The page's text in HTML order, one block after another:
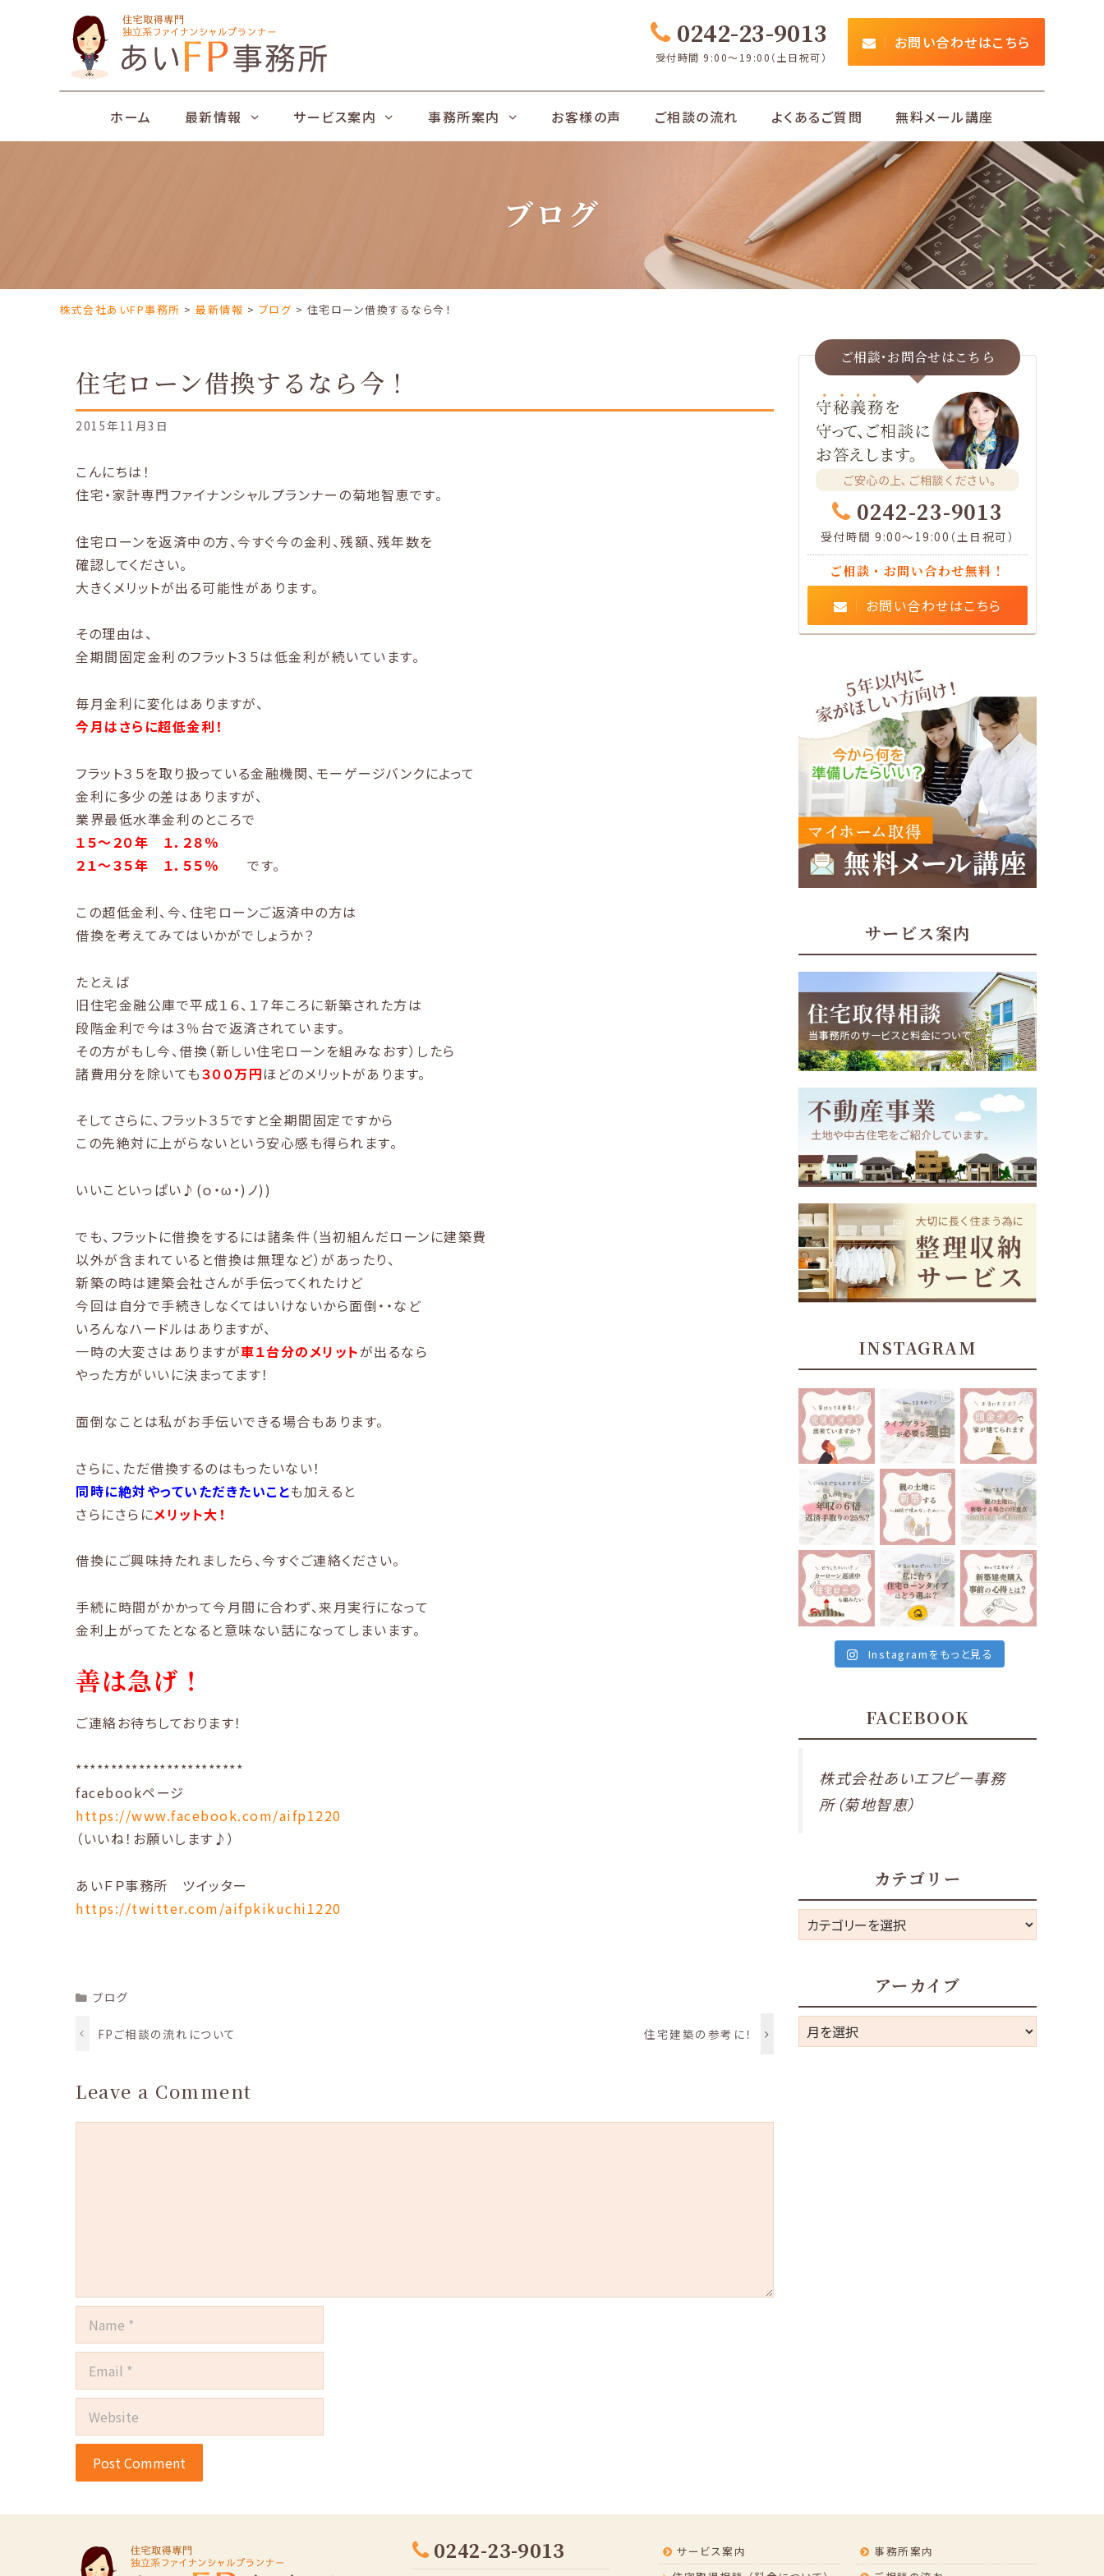
0242-23-9013
受付時間 9:00～19:00（土日祝可）
お問い合わせはこちら
ホーム 最新情報 サービス案内 事務所案内 お客様の声 ご相談の流れ よくあるご質問 無料メール講座
ブログ
株式会社あいFP事務所 > 最新情報 > ブログ > 住宅ローン借換するなら今！
住宅ローン借換するなら今！
2015年11月3日
こんにちは！
住宅・家計専門ファイナンシャルプランナーの菊地智恵です。
住宅ローンを返済中の方、今すぐ今の金利、残額、残年数を
確認してください。
大きくメリットが出る可能性があります。
その理由は、
全期間固定金利のフラット３５は低金利が続いています。
毎月金利に変化はありますが、
今月はさらに超低金利！
フラット３５を取り扱っている金融機関、モーゲージバンクによって
金利に多少の差はありますが、
業界最低水準金利のところで
１５～２０年 １．２８％
２１～３５年 １．５５％ です。
この超低金利、今、住宅ローンご返済中の方は
借換を考えてみてはいかがでしょうか？
たとえば
旧住宅金融公庫で平成１６、１７年ころに新築された方は
段階金利で今は３％台で返済されています。
その方がもし今、借換（新しい住宅ローンを組みなおす）したら
諸費用分を除いても３００万円ほどのメリットがあります。
そしてさらに、フラット３５ですと全期間固定ですから
この先絶対に上がらないという安心感も得られます。
いいこといっぱい♪(ｏ・ω・)ノ))
でも、フラットに借換をするには諸条件（当初組んだローンに建築費
以外が含まれていると借換は無理など）があったり、
新築の時は建築会社さんが手伝ってくれたけど
今回は自分で手続きしなくてはいけないから面倒・・など
いろんなハードルはありますが、
一時の大変さはありますが車１台分のメリットが出るなら
やった方がいいに決まってます！
面倒なことは私がお手伝いできる場合もあります。
さらに、ただ借換するのはもったいない！
同時に絶対やっていただきたいことも加えると
さらにさらにメリット大！
借換にご興味持たれましたら、今すぐご連絡ください。
手続に時間がかかって今月間に合わず、来月実行になって
金利上がってたとなると意味ない話になってしまいます。
善は急げ！
ご連絡お待ちしております！
************************
facebookページ
https://www.facebook.com/aifp1220
（いいね！お願いします♪）
あいＦＰ事務所 ツイッター
https://twitter.com/aifpkikuchi1220
Categories
ブログ
FPご相談の流れについて 住宅建築の参考に！
Leave a Comment
Name
Email
Website
ご相談･お問合せはこちら
0242-23-9013
受付時間 9:00～19:00（土日祝可）
ご相談・お問い合わせ無料！
お問い合わせはこちら
サービス案内
INSTAGRAM
tomoe_kikuchi
_lifeplan
⁡
住宅ローン返済
中、70歳あたり
でお金が足りな
く
なることに、気
づくことになっ
たら…...
12月 13
tomoe_kikuchi
_lifeplan
⁡
⁡
今までにない大
きな買い物にな
るマイホーム🏘
⁡
⁡...
12月 10
tomoe_kikuchi
_lifeplan
⁡
⁡
“頭金ナシで家
が建てられま
す”と聞いたり
しますよね🤔
⁡...
12月 8
tomoe_kikuchi
_lifeplan
⁡
いくらまでなら
住宅ローンを組
んでも大丈夫で
す...
12月 6
tomoe_kikuchi
_lifeplan
⁡
前回は親の土
地に新築する場
合の注意点
で、...
12月 3
tomoe_kikuchi
_lifeplan
⁡
親御さんが所有
している土地に
家を建てる ...
12月 1
tomoe_kikuchi
_lifeplan
⁡
私たちが住んで
いる、会津若松
市は
出来ないと言っ
...
11月 29
tomoe_kikuchi
_lifeplan
⁡
住宅ローンは当
然ですが、家を
建てる時に組む
11月 26
tomoe_kikuchi
_lifeplan
⁡
最近の会津地
域、建売住宅が
とても多いなと
11月 24
Instagramをもっと見る
FACEBOOK
株式会社あいエフピー事務
所（菊地智恵）
カテゴリー
カ
テ
ー
アーカイブ
ア
ー
0242-23-9013
サービス案内
事務所案内